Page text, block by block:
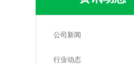
公司新闻
行业动态